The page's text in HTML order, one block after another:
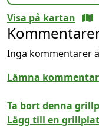
Visa på kartan
Inga kommentarer
Lämna kommentar
Ta bort denna
Lägg till en